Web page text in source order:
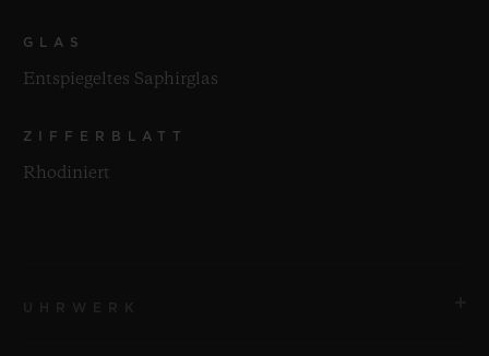
GLAS
Entspiegeltes Saphirglas
ZIFFERBLATT
Rhodiniert